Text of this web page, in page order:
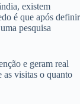
existem
é que após definir
pesquisa
e geram real
as visitas o quanto